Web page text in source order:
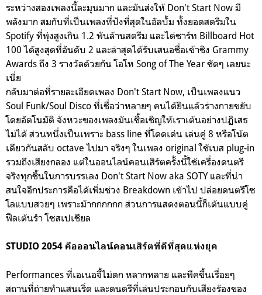
ระหว่างสองเพลงนี้ละมุนมาก และมันส่งให้ Don't Start Now มี
พลังมาก สมกับที่เป็นเพลงที่ปังที่สุดในอัลบั้ม ทั้งยอดสตรีมใน
Spotify ที่พุ่งสูงเกิน 1.2 พันล้านสตรีม และไต่ชาร์ท Billboard Hot
100 ได้สูงสุดที่อันดับ 2 และล่าสุดได้รับเสนอชื่อเข้าชิง Grammy
Awards ถึง 3 รางวัลด้วยกัน โอโห Song of The Year ชัดๆ เลยนะ
เนี่ย
กลับมาต่อที่รายละเอียดเพลง Don't Start Now, เป็นเพลงแนว
Soul Funk/Soul Disco ที่เชื่อว่าหลายๆ คนได้ยินแล้วร่างกายขยับ
โดยอัตโนมัติ จังหวะของเพลงมันเชื้อเชิญให้เราเต้นอย่างปฏิเสธ
ไม่ได้ ส่วนหนึ่งเป็นเพราะ bass line ที่โดดเด่น เล่นคู่ 8 หรือโน้ต
เดียวกันสลับ octave ไปมา จริงๆ ในเพลง original ใช้เบส plug-in
รวมถึงเสียงกลอง แต่ในออนไลน์คอนเสิร์ตครั้งนี้ใช้เครื่องดนตรี
จริงทุกชิ้นในการบรรเลง Don't Start Now aka SOTY และที่น่า
สนใจอีกประการคือได้เพิ่มช่วง Breakdown เข้าไป ปล่อยดนตรีโซ
โลแบบสวยๆ เพราะม้ากกกกกก ส่วนการแสดงตอนนี้ก็เต้นแบบคู่
ฟีลเต้นรำ โซสเปเชียล
STUDIO 2054 คือออนไลน์คอนเสิร์ตที่ดีที่สุดแห่งยุค
Performances ที่เอเนอจี้ไม่ตก หลากหลาย และพีคขึ้นเรื่อยๆ
สถานที่ถ่ายทำแสนเริ่ด และดนตรีที่เล่นประกอบกับเสียงร้องของ